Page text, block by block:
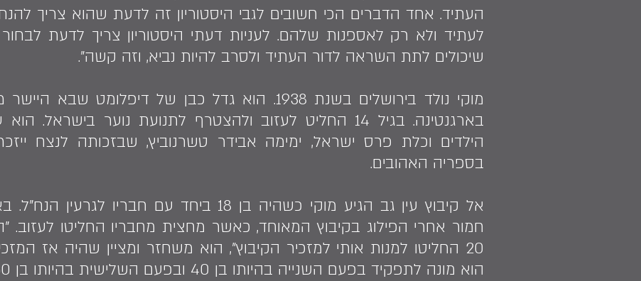
העתיד. אחד הדברים הכי חשובים לגבי היסטוריון זה לדעת שהוא צריך
לעתיד ולא רק לאספנות שלהם. לעניות דעתי היסטוריון צריך לדעת
שיכולים לתת השראה לדור העתיד ולסרב להיות נביא, וזה קשה".
מוקי נולד בירושלים בשנת 1938. הוא גדל כבן של
בארגנטינה. בגיל 14 החליט לעזוב ולהצטרף לתנועת נוער
הילדים וכלת פרס ישראל, ימימה אבידר טשרנוביץ, שבזכותה לנצח
בספריה האהובים.
אל קיבוץ עין גב הגיע מוקי כשהיה בן 18 ביחד עם
חמור אחרי הפילוג בקיבוץ המאוחד, כאשר מחצית מחבריו החליטו לעזוב.
20 החליטו למנות אותי למזכיר הקיבוץ", הוא משחזר ומציין שהיה אז
הוא מונה לתפקיד בפעם השנייה בהיותו בן 40 ובפעם השלישית בהיותו בן 60.